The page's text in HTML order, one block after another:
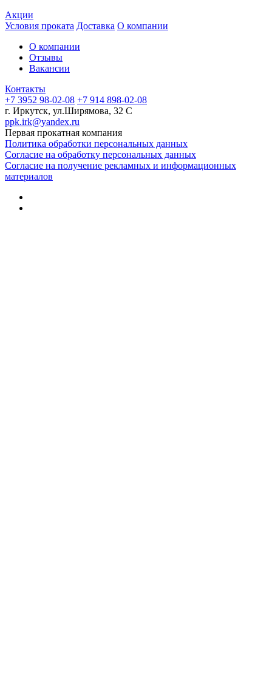
Акции
Условия проката Доставка О компании
О компании
Отзывы
Вакансии
Контакты
+7 3952 98-02-08 +7 914 898-02-08
г. Иркутск, ул.Ширямова, 32 С
ppk.irk@yandex.ru
Первая прокатная компания
Политика обработки персональных данных
Согласие на обработку персональных данных
Согласие на получение рекламных и информационных
материалов